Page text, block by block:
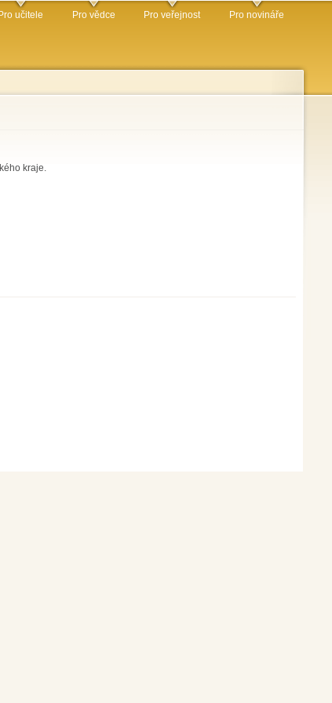
Pro učitele Pro vědce Pro veřejnost Pro novináře
kraje.